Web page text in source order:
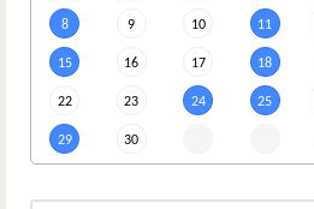
8 9 10 11
15 16 17 18
22 23 24 25
29 30